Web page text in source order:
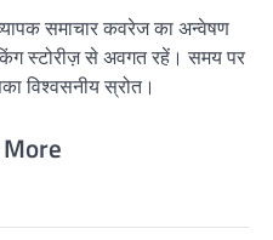
समाचार कवरेज का अन्वेषण
स्टोरीज़ से अवगत रहें। समय पर
विश्वसनीय स्रोत।